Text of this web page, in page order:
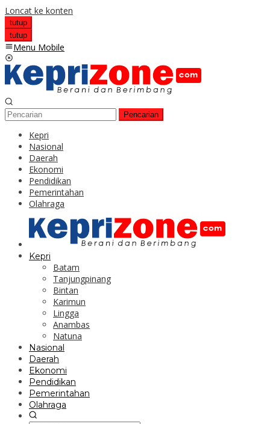
Loncat ke konten
tutup
tutup
Menu Mobile
Pencarian
Kepri
Nasional
Daerah
Ekonomi
Pendidikan
Pemerintahan
Olahraga
Kepri
Batam
Tanjungpinang
Bintan
Karimun
Lingga
Anambas
Natuna
Nasional
Daerah
Ekonomi
Pendidikan
Pemerintahan
Olahraga